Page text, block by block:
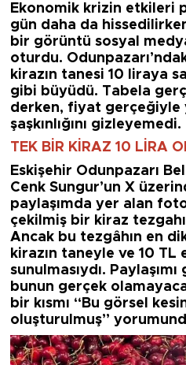
Ekonomik krizin etkileri
gün daha da
bir görüntü sosyal
oturdu.
kirazın tanesi 10 liraya
gibi büyüdü. Tabela
derken, fiyat gerçeğiyle
şaşkınlığını gizleyemedi.
TEK BİR KİRAZ 10 LİRA
Eskişehir Odunpazarı
Cenk Sungur’un X
paylaşımda yer alan
çekilmiş bir kiraz
Ancak bu tezgâhın en
kirazın taneyle ve 10 TL
sunulmasıydı.
bunun gerçek
bir kısmı “Bu görsel
oluşturulmuş”